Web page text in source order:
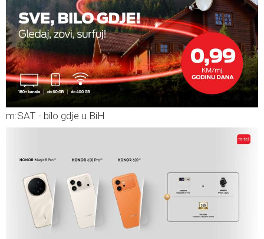
m:SAT - bilo gdje u BiH